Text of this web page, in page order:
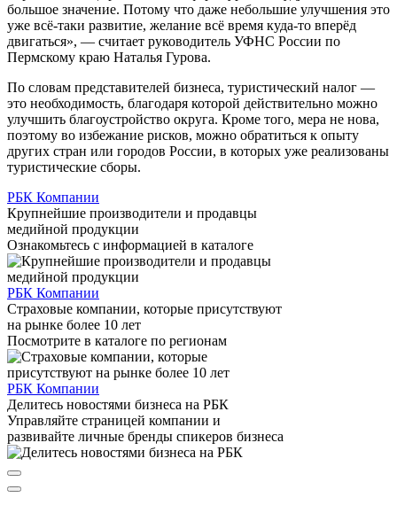
большое значение. Потому что даже небольшие улучшения это
уже всё-таки развитие, желание всё время куда-то вперёд
двигаться», — считает руководитель УФНС России по
Пермскому краю Наталья Гурова.
По словам представителей бизнеса, туристический налог —
это необходимость, благодаря которой действительно можно
улучшить благоустройство округа. Кроме того, мера не нова,
поэтому во избежание рисков, можно обратиться к опыту
других стран или городов России, в которых уже реализованы
туристические сборы.
РБК Компании
Крупнейшие производители и продавцы
медийной продукции
Ознакомьтесь с информацией в каталоге
РБК Компании
Страховые компании, которые присутствуют
на рынке более 10 лет
Посмотрите в каталоге по регионам
РБК Компании
Делитесь новостями бизнеса на РБК
Управляйте страницей компании и
развивайте личные бренды спикеров бизнеса